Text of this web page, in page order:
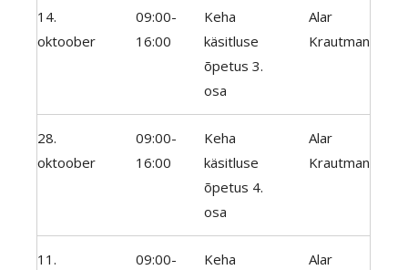
14.
oktoober
09:00-
16:00
Keha
käsitluse
õpetus 3.
osa
Alar
Krautman
28.
oktoober
09:00-
16:00
Keha
käsitluse
õpetus 4.
osa
Alar
Krautman
11.
09:00-
Keha
Alar